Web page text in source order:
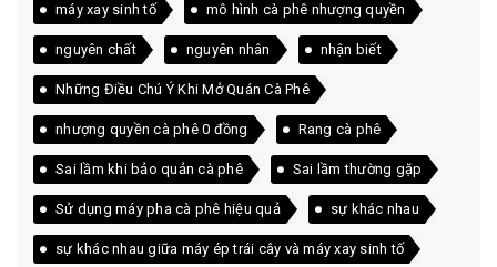
máy xay sinh tố mô hình cà phê nhượng quyền
nguyên chất nguyên nhân nhận biết
Những Điều Chú Ý Khi Mở Quán Cà Phê
nhượng quyền cà phê 0 đồng Rang cà phê
Sai lầm khi bảo quản cà phê Sai lầm thường gặp
Sử dụng máy pha cà phê hiệu quả sự khác nhau
sự khác nhau giữa máy ép trái cây và máy xay sinh tố